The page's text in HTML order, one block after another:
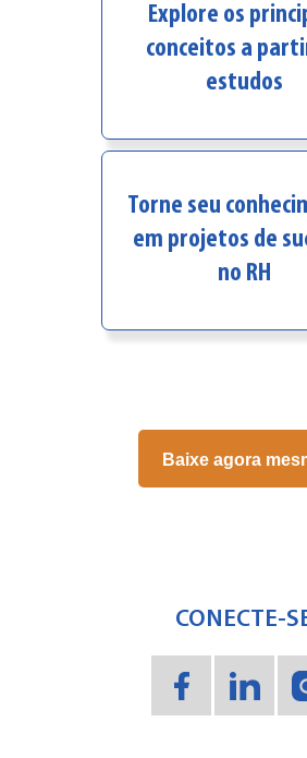
Explore os
conceitos a
estudos
Torne seu
em projetos de
no RH
Baixe agora
CONECTE-